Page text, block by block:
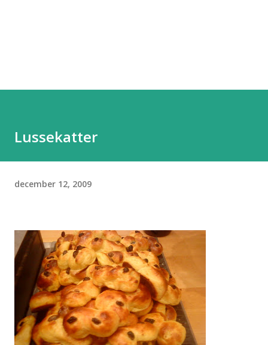
Lussekatter
december 12, 2009